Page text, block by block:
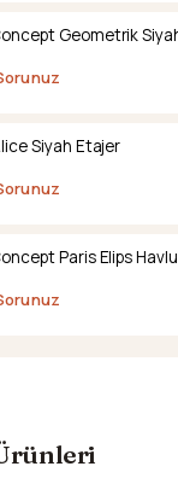
Geometrik
Siyah Etajer
Paris Elips